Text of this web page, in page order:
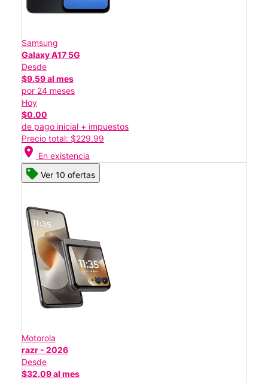
Samsung
Galaxy A17 5G
Desde
$9.59 al mes
por 24 meses
Hoy
$0.00
de pago inicial + impuestos
Precio total: $229.99
location_on En existencia
Ver 10 ofertas
Motorola
razr - 2026
Desde
$32.09 al mes